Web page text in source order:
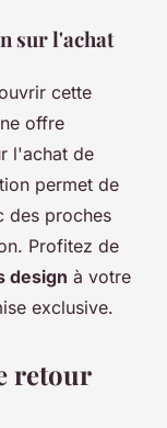
sur l'achat
cette
offre
l'achat de
permet de
des proches
Profitez de
design à votre
exclusive.
retour